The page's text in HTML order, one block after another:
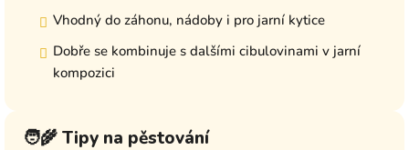
Vhodný do záhonu, nádoby i pro jarní kytice
Dobře se kombinuje s dalšími cibulovinami v jarní
kompozici
🧑‍🌾 Tipy na pěstování